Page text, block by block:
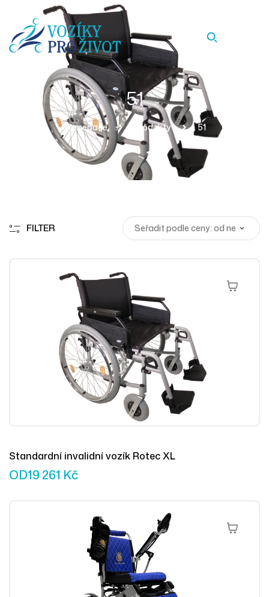
51
Homepage Produkty 51
FILTER
Výběr
Standardní invalidní vozík Rotec XL
OD19 261 Kč
Výběr